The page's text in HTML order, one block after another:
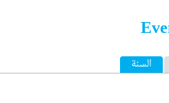
السنة (علامة التبويب النشطة)